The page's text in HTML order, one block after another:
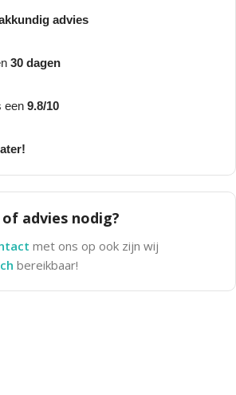
advies
30 dagen
een 9.8/10
advies nodig?
met ons op ook zijn wij
bereikbaar!